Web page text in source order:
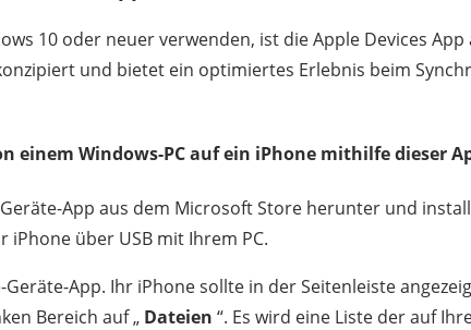
10 oder neuer verwenden, ist die Apple Devices App
und bietet ein optimiertes Erlebnis beim
einem Windows-PC auf ein iPhone mithilfe dieser
App aus dem Microsoft Store herunter und
iPhone über USB mit Ihrem PC.
Geräte-App. Ihr iPhone sollte in der Seitenleiste
Bereich auf „ Dateien “. Es wird eine Liste der auf